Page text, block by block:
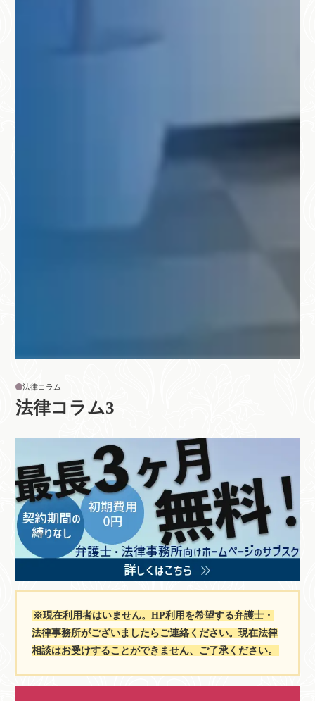
法律コラム3
法律コラム
※現在利用者はいません。HP利用を希望する弁護士・
法律事務所がございましたらご連絡ください。現在法律
相談はお受けすることができません、ご了承ください。